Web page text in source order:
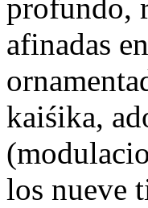
profundo,
afinadas
kaiśika,
los nueve